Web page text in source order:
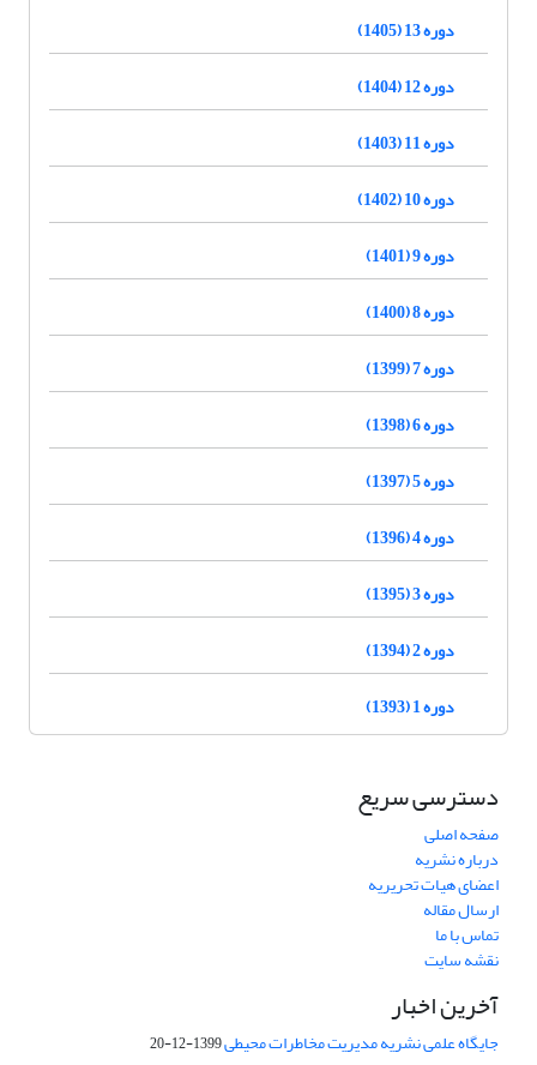
دوره 13 (1405)
دوره 12 (1404)
دوره 11 (1403)
دوره 10 (1402)
دوره 9 (1401)
دوره 8 (1400)
دوره 7 (1399)
دوره 6 (1398)
دوره 5 (1397)
دوره 4 (1396)
دوره 3 (1395)
دوره 2 (1394)
دوره 1 (1393)
دسترسی سریع
صفحه اصلی
درباره نشریه
اعضای هیات تحریریه
ارسال مقاله
تماس با ما
نقشه سایت
آخرین اخبار
جایگاه علمی نشریه مدیریت مخاطرات محیطی1399-12-20